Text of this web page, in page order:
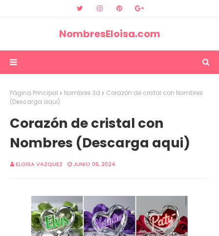
NombresEloisa.com
Página Principal Nombres 3d
Corazón de cristal con Nombres
(Descarga aqui)
Corazón de cristal con
Nombres (Descarga aqui)
ELOISA VAZQUEZ JUNIO 06, 2024